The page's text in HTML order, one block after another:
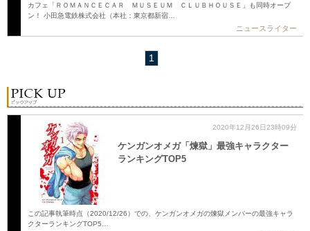
カフェ「ＲＯＭＡＮＣＥＣＡＲ ＭＵＳＥＵＭ ＣＬＵＢＨＯＵＳＥ」も同時オープ
ン！ 小田急電鉄株式会社（本社：東京都新宿…
ニュースライター
1
2020年12月26日23時09分
ケンガンオメガ「煉獄」最強キャラクター
ランキングTOP5
この記事執筆時点（2020/12/26）での、ケンガンオメガの煉獄メンバーの最強キャラ
クターランキングTOP5…